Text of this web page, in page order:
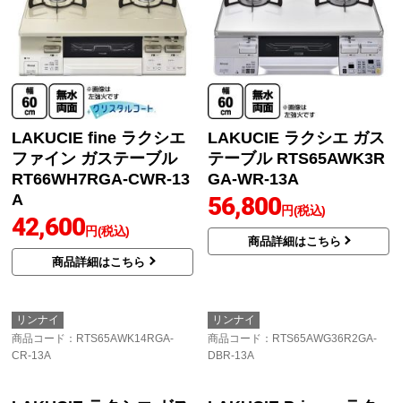
LAKUCIE fine ラクシエ
ファイン ガステーブル
RT66WH7RGA-CWR-13
A
42,600円(税込)
商品詳細はこちら
LAKUCIE ラクシエ ガス
テーブル RTS65AWK3R
GA-WR-13A
56,800円(税込)
商品詳細はこちら
リンナイ
商品コード ：RTS65AWK14RGA-
CR-13A
リンナイ
商品コード ：RTS65AWG36R2GA-
DBR-13A